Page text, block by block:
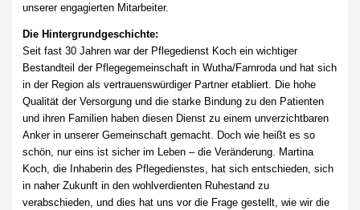
unserer engagierten Mitarbeiter.
Die Hintergrundgeschichte:
Seit fast 30 Jahren war der Pflegedienst Koch ein wichtiger
Bestandteil der Pflegegemeinschaft in Wutha/Farnroda und hat sich
in der Region als vertrauenswürdiger Partner etabliert. Die hohe
Qualität der Versorgung und die starke Bindung zu den Patienten
und ihren Familien haben diesen Dienst zu einem unverzichtbaren
Anker in unserer Gemeinschaft gemacht. Doch wie heißt es so
schön, nur eins ist sicher im Leben – die Veränderung. Martina
Koch, die Inhaberin des Pflegedienstes, hat sich entschieden, sich
in naher Zukunft in den wohlverdienten Ruhestand zu
verabschieden, und dies hat uns vor die Frage gestellt, wie wir die